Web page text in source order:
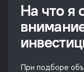
На что я
При подборе